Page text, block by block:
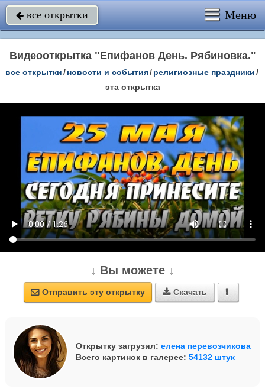
 все открытки Меню
Видеооткрытка "Епифанов День. Рябиновка."
все открытки/новости и события/религиозные праздники/
эта открытка
↓ Вы можете ↓
 Отправить эту открытку  Скачать 
Открытку загрузил: елена перевозчикова
Всего картинок в галерее: 54132 штук